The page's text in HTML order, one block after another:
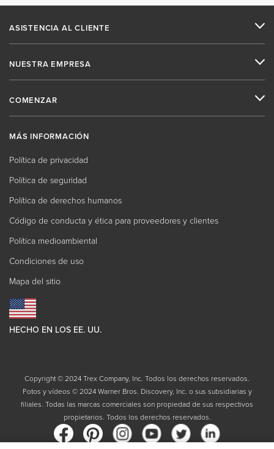
ASISTENCIA AL CLIENTE
NUESTRA EMPRESA
COMENZAR
MÁS INFORMACIÓN
Política de privacidad
Política de seguridad
Política de derechos humanos
Código de conducta y ética para proveedores y clientes
Política medioambiental
Condiciones de uso
Mapa del sitio
HECHO EN LOS EE. UU.
Copyright © 2024 Trex Company, Inc. Todos los derechos reservados.
Fotos y vídeos © 2024 Warner Bros. Discovery, Inc. o sus subsidiarias y
filiales. Todas las marcas comerciales son propiedad de sus respectivos
propietarios. Todos los derechos reservados.